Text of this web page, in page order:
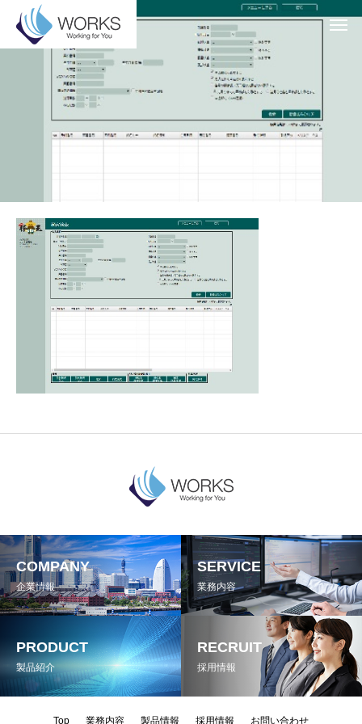
COMPANY
企業情報
SERVICE
業務内容
PRODUCT
製品紹介
RECRUIT
採用情報
Top 業務内容 製品情報 採用情報 お問い合わせ